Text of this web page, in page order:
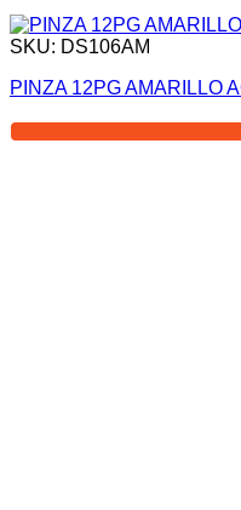
SKU: DS106AM
PINZA 12PG AMARILLO